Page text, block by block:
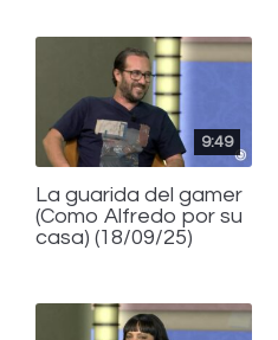
9:49
La guarida del gamer
(Como Alfredo por su
casa) (18/09/25)